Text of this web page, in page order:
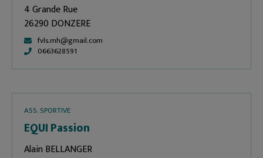
4 Grande Rue
26290 DONZERE
fvls.mh@gmail.com
0663628591
ASS. SPORTIVE
EQUI Passion
Alain BELLANGER